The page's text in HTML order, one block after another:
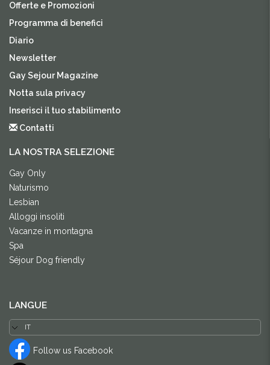
Offerte e Promozioni
Programma di benefici
Diario
Newsletter
Gay Sejour Magazine
Notta sula privacy
Inserisci il tuo stabilimento
Contatti
LA NOSTRA SELEZIONE
Gay Only
Naturismo
Lesbian
Alloggi insoliti
Vacanze in montagna
Spa
Séjour Dog friendly
LANGUE
Follow us Facebook